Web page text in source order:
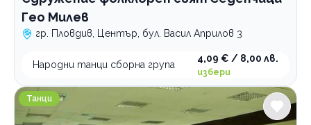
Гео Милев
гр. Пловдив, Център, бул. Васил Априлов 3
Народни танци сборна група
4,09 € / 8,00 лв.
избери
Сдружение фолклорен свят Седенчица ИЦ
Танци